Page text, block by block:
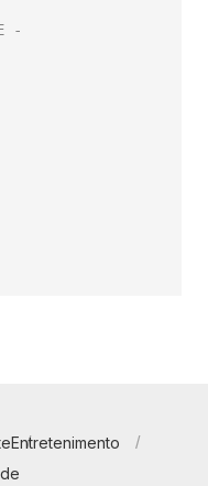
Entretenimento